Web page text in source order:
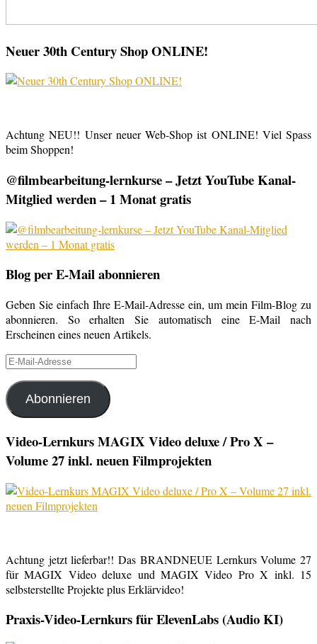
Neuer 30th Century Shop ONLINE!
Achtung NEU!! Unser neuer Web-Shop ist ONLINE! Viel Spass
beim Shoppen!
@filmbearbeitung-lernkurse – Jetzt YouTube Kanal-
Mitglied werden – 1 Monat gratis
Blog per E-Mail abonnieren
Geben Sie einfach Ihre E-Mail-Adresse ein, um mein Film-Blog zu
abonnieren. So erhalten Sie automatisch eine E-Mail nach
Erscheinen eines neuen Artikels.
E-
Adresse
Abonnieren
Video-Lernkurs MAGIX Video deluxe / Pro X –
Volume 27 inkl. neuen Filmprojekten
Achtung jetzt lieferbar!! Das BRANDNEUE Lernkurs Volume 27
für MAGIX Video deluxe und MAGIX Video Pro X inkl. 15
selbsterstellte Projekte plus Erklärvideo!
Praxis-Video-Lernkurs für ElevenLabs (Audio KI)